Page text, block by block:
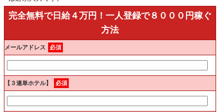
完全無料で日給４万円！一人登録で８０００円稼ぐ
方法
メールアドレス 必須
【３連単ホテル】 必須